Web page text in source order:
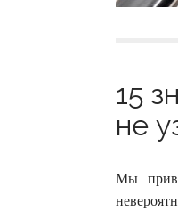
15
не
Мы